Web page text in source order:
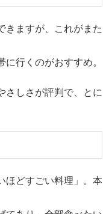
きますが、これがまた
行くのがおすすめ。
さしさが評判で、とに
ほどすごい料理」。本